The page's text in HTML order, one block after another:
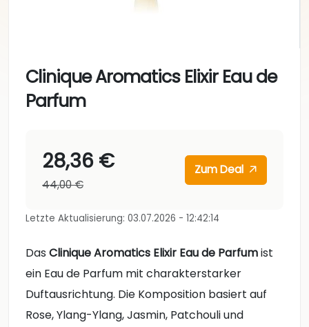
Clinique Aromatics Elixir Eau de
Parfum
28,36 €
44,00 €
Zum Deal
Letzte Aktualisierung: 03.07.2026 - 12:42:14
Das Clinique Aromatics Elixir Eau de Parfumist
ein Eau de Parfum mit charakterstarker
Duftausrichtung. Die Komposition basiert auf
Rose, Ylang-Ylang, Jasmin, Patchouli und